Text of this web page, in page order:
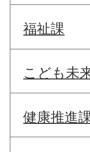
福祉課
こども未
健康推進